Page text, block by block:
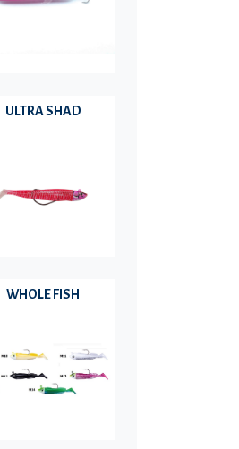
ULTRA SHAD
WHOLE FISH